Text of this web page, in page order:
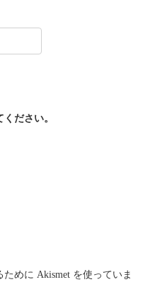
ださい。
めに Akismet を使っていま